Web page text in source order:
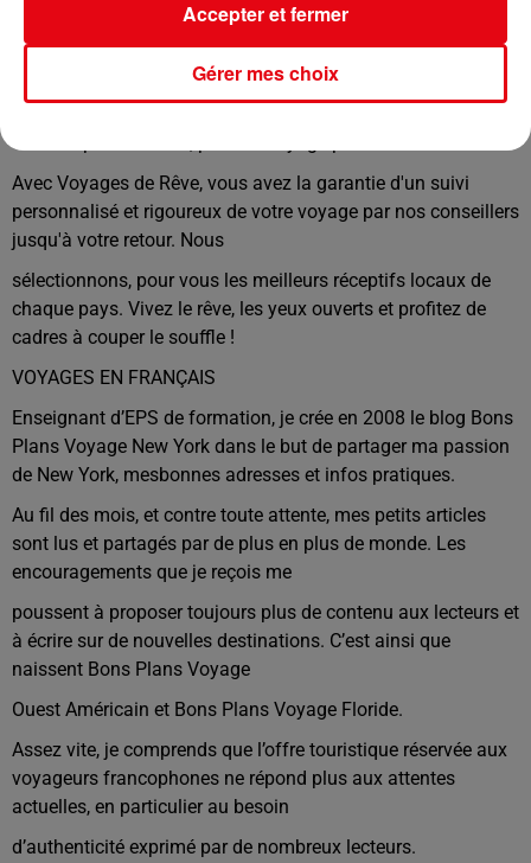
souhaitez un séjour au
Sri Lanka, un voyage en Thaïlande ou encore au Brésil, nous
vous proposons des produits de haute qualité aux meilleurs
tarifs.
Un suivi personnalisé, pour un voyage parfait !
Avec Voyages de Rêve, vous avez la garantie d'un suivi
personnalisé et rigoureux de votre voyage par nos conseillers
jusqu'à votre retour. Nous
sélectionnons, pour vous les meilleurs réceptifs locaux de
chaque pays. Vivez le rêve, les yeux ouverts et profitez de
cadres à couper le souffle !
VOYAGES EN FRANÇAIS
Enseignant d’EPS de formation, je crée en 2008 le blog Bons
Plans Voyage New York dans le but de partager ma passion
de New York, mesbonnes adresses et infos pratiques.
Au fil des mois, et contre toute attente, mes petits articles
sont lus et partagés par de plus en plus de monde. Les
encouragements que je reçois me
poussent à proposer toujours plus de contenu aux lecteurs et
à écrire sur de nouvelles destinations. C’est ainsi que
naissent Bons Plans Voyage
Ouest Américain et Bons Plans Voyage Floride.
Assez vite, je comprends que l’offre touristique réservée aux
voyageurs francophones ne répond plus aux attentes
actuelles, en particulier au besoin
d’authenticité exprimé par de nombreux lecteurs.
Gérer mes choix
Accepter et fermer